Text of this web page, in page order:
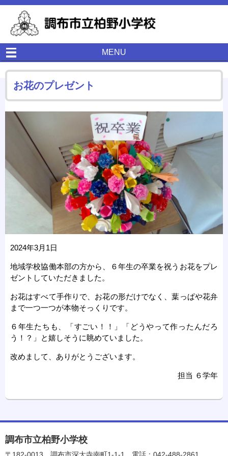
MENU
お花のプレゼント
2024年3月1日
地域学校協働本部の方から、６年生の卒業を祝うお花をプレ
ゼントしていただきました。
お花はすべて手作りで、お花の形だけでなく、葉っぱや花弁
まで一つ一つが本物そっくりです。
６年生たちも、「すごい！！」「どうやって作ったんだろ
う！？」と嬉しそうに眺めていました。
改めまして、ありがとうございます。
担当 ６学年
調布市立柏野小学校
〒182-0013 調布市深大寺南町1-1-1 電話：042-488-2861